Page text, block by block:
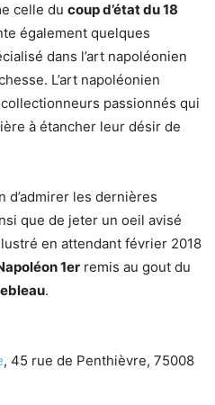
celle du coup d’état du 18
également quelques
dans l’art napoléonien
L’art napoléonien
passionnés qui
à étancher leur désir de
d’admirer les dernières
que de jeter un oeil avisé
en attendant février 2018
1er remis au gout du
.
, 45 rue de Penthièvre, 75008